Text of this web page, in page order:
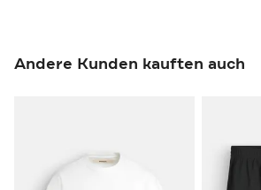
Andere Kunden kauften auch